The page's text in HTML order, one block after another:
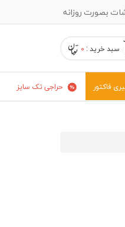
بصورت روزانه
سبد خرید : ۰
حراجی تک سایز فاکتور